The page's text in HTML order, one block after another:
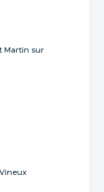
Martin sur